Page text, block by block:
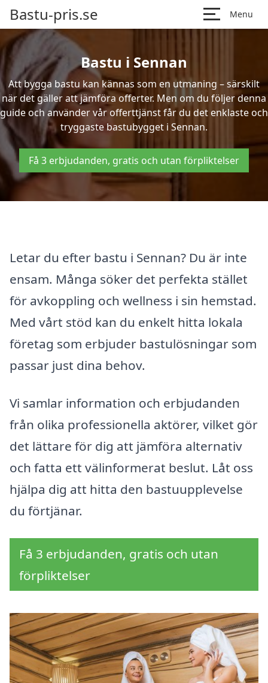
Bastu-pris.se Menu
Bastu i Sennan
Att bygga bastu kan kännas som en utmaning – särskilt
när det gäller att jämföra offerter. Men om du följer denna
guide och använder vår offerttjänst får du det enklaste och
tryggaste bastubygget i Sennan.
Få 3 erbjudanden, gratis och utan förpliktelser
Letar du efter bastu i Sennan? Du är inte
ensam. Många söker det perfekta stället
för avkoppling och wellness i sin hemstad.
Med vårt stöd kan du enkelt hitta lokala
företag som erbjuder bastulösningar som
passar just dina behov.
Vi samlar information och erbjudanden
från olika professionella aktörer, vilket gör
det lättare för dig att jämföra alternativ
och fatta ett välinformerat beslut. Låt oss
hjälpa dig att hitta den bastuupplevelse
du förtjänar.
Få 3 erbjudanden, gratis och utan
förpliktelser